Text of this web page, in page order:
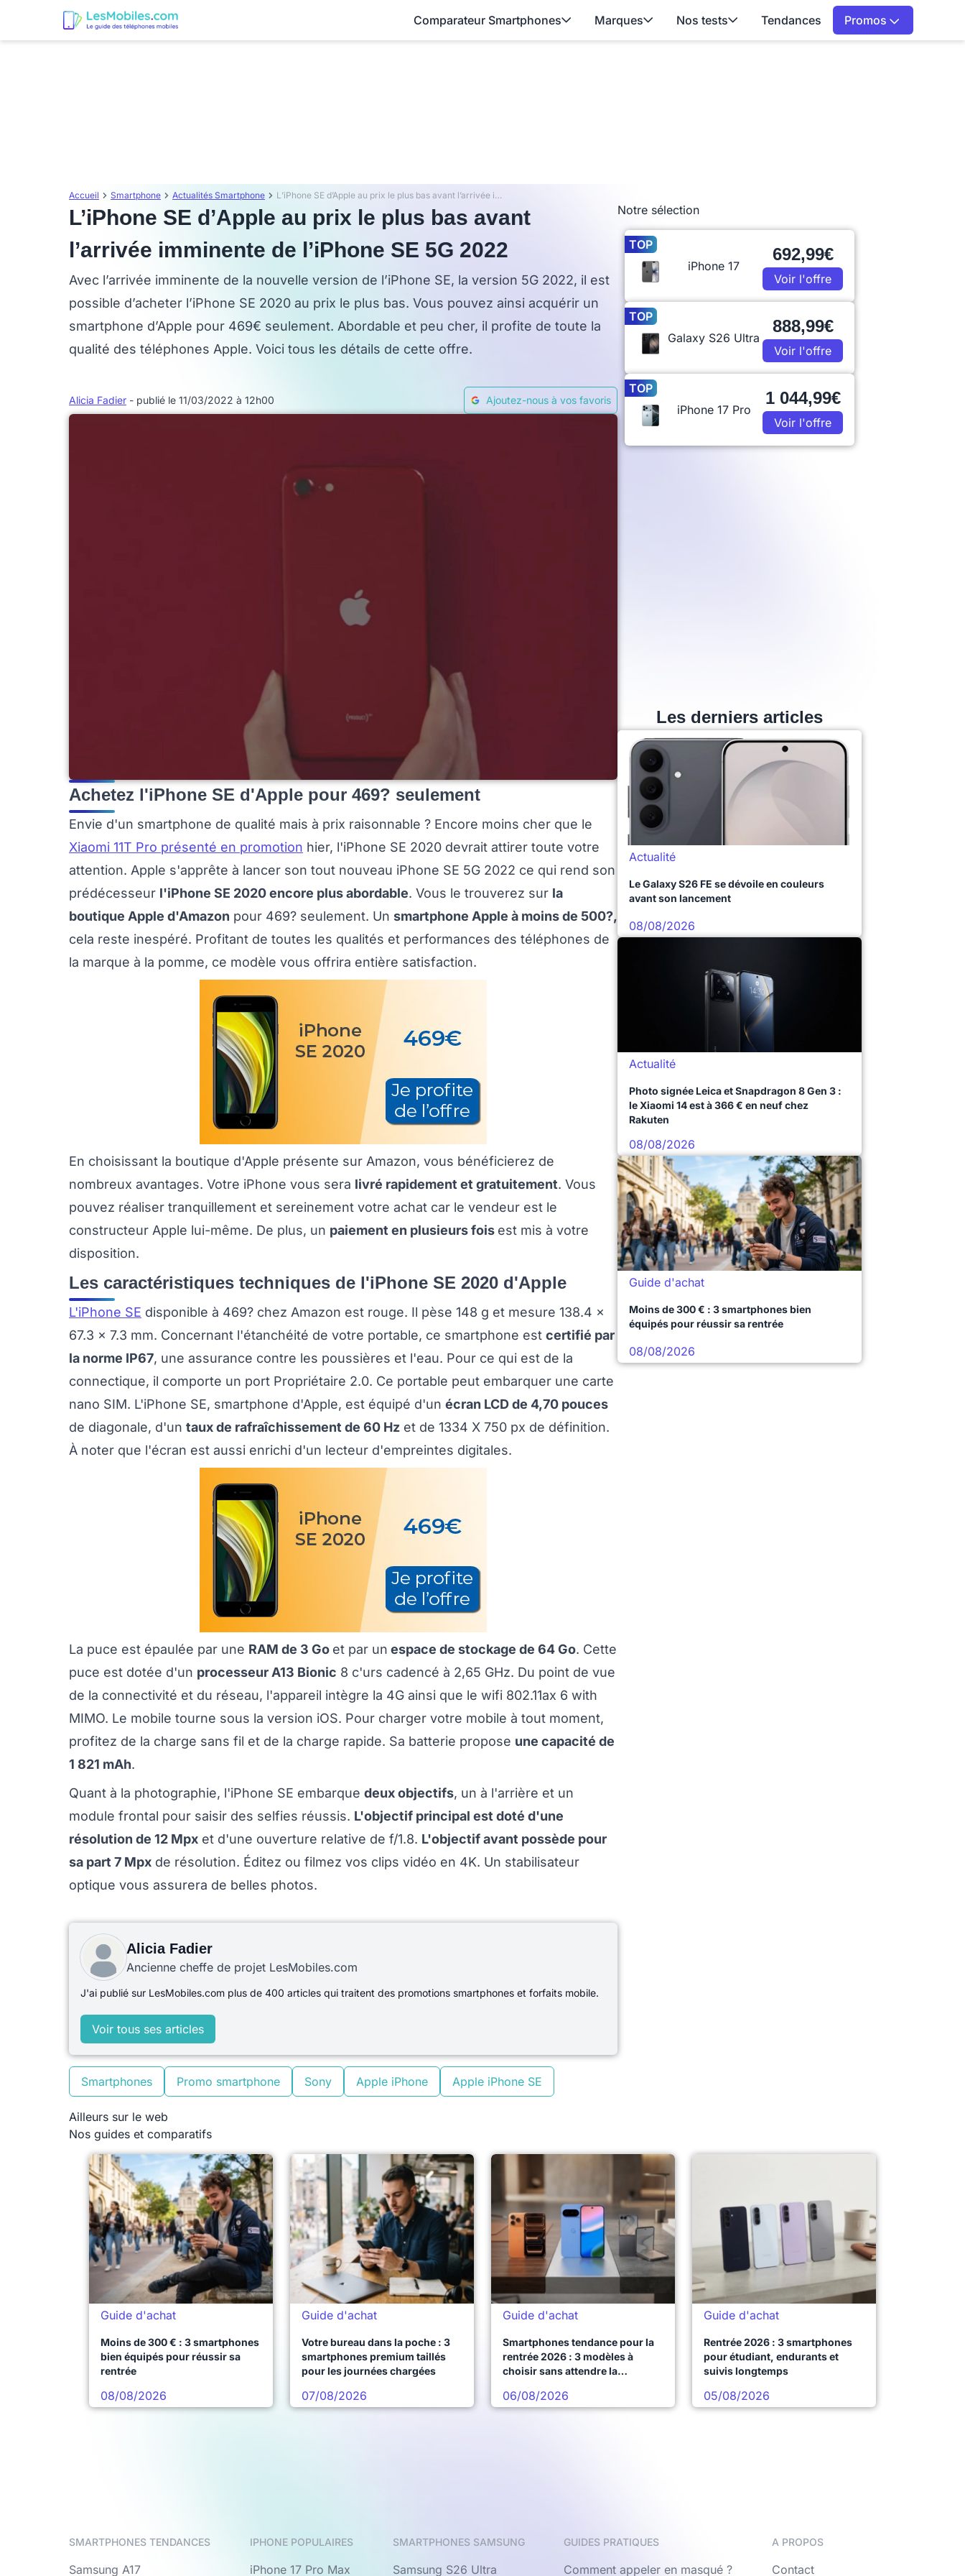
Comparateur Smartphones Marques Nos tests Tendances Promos
Accueil Smartphone Actualités Smartphone L’iPhone SE d’Apple au prix le plus bas avant l’arrivée imminente de l’iPhone SE 5G 2022
L’iPhone SE d’Apple au prix le plus bas avant
l’arrivée imminente de l’iPhone SE 5G 2022
Avec l’arrivée imminente de la nouvelle version de l’iPhone SE, la version 5G 2022, il est
possible d’acheter l’iPhone SE 2020 au prix le plus bas. Vous pouvez ainsi acquérir un
smartphone d’Apple pour 469€ seulement. Abordable et peu cher, il profite de toute la
qualité des téléphones Apple. Voici tous les détails de cette offre.
Alicia Fadier - publié le 11/03/2022 à 12h00 Ajoutez-nous à vos favoris
Achetez l'iPhone SE d'Apple pour 469? seulement
Envie d'un smartphone de qualité mais à prix raisonnable ? Encore moins cher que le
Xiaomi 11T Pro présenté en promotion hier, l'iPhone SE 2020 devrait attirer toute votre
attention. Apple s'apprête à lancer son tout nouveau iPhone SE 5G 2022 ce qui rend son
prédécesseur l'iPhone SE 2020 encore plus abordable. Vous le trouverez sur la
boutique Apple d'Amazon pour 469? seulement. Un smartphone Apple à moins de 500?,
cela reste inespéré. Profitant de toutes les qualités et performances des téléphones de
la marque à la pomme, ce modèle vous offrira entière satisfaction.
En choisissant la boutique d'Apple présente sur Amazon, vous bénéficierez de
nombreux avantages. Votre iPhone vous sera livré rapidement et gratuitement. Vous
pouvez réaliser tranquillement et sereinement votre achat car le vendeur est le
constructeur Apple lui-même. De plus, un paiement en plusieurs fois est mis à votre
disposition.
Les caractéristiques techniques de l'iPhone SE 2020 d'Apple
L'iPhone SE disponible à 469? chez Amazon est rouge. Il pèse 148 g et mesure 138.4 x
67.3 x 7.3 mm. Concernant l'étanchéité de votre portable, ce smartphone est certifié par
la norme IP67, une assurance contre les poussières et l'eau. Pour ce qui est de la
connectique, il comporte un port Propriétaire 2.0. Ce portable peut embarquer une carte
nano SIM. L'iPhone SE, smartphone d'Apple, est équipé d'un écran LCD de 4,70 pouces
de diagonale, d'un taux de rafraîchissement de 60 Hz et de 1334 X 750 px de définition.
À noter que l'écran est aussi enrichi d'un lecteur d'empreintes digitales.
La puce est épaulée par une RAM de 3 Go et par un espace de stockage de 64 Go. Cette
puce est dotée d'un processeur A13 Bionic 8 c'urs cadencé à 2,65 GHz. Du point de vue
de la connectivité et du réseau, l'appareil intègre la 4G ainsi que le wifi 802.11ax 6 with
MIMO. Le mobile tourne sous la version iOS. Pour charger votre mobile à tout moment,
profitez de la charge sans fil et de la charge rapide. Sa batterie propose une capacité de
1 821 mAh.
Quant à la photographie, l'iPhone SE embarque deux objectifs, un à l'arrière et un
module frontal pour saisir des selfies réussis. L'objectif principal est doté d'une
résolution de 12 Mpx et d'une ouverture relative de f/1.8. L'objectif avant possède pour
sa part 7 Mpx de résolution. Éditez ou filmez vos clips vidéo en 4K. Un stabilisateur
optique vous assurera de belles photos.
Alicia Fadier
Ancienne cheffe de projet LesMobiles.com
J'ai publié sur LesMobiles.com plus de 400 articles qui traitent des promotions smartphones et forfaits mobile.
Voir tous ses articles
Smartphones Promo smartphone Sony Apple iPhone Apple iPhone SE
Ailleurs sur le web
Notre sélection
TOP
iPhone 17
692,99€
Voir l'offre
TOP
Galaxy S26 Ultra
888,99€
Voir l'offre
TOP
iPhone 17 Pro
1 044,99€
Voir l'offre
Les derniers articles
Actualité
Le Galaxy S26 FE se dévoile en couleurs
avant son lancement
08/08/2026
Actualité
Photo signée Leica et Snapdragon 8 Gen 3 :
le Xiaomi 14 est à 366 € en neuf chez
Rakuten
08/08/2026
Guide d'achat
Moins de 300 € : 3 smartphones bien
équipés pour réussir sa rentrée
08/08/2026
Nos guides et comparatifs
Guide d'achat
Moins de 300 € : 3 smartphones
bien équipés pour réussir sa
rentrée
08/08/2026
Guide d'achat
Votre bureau dans la poche : 3
smartphones premium taillés
pour les journées chargées
07/08/2026
Guide d'achat
Smartphones tendance pour la
rentrée 2026 : 3 modèles à
choisir sans attendre la
06/08/2026
Guide d'achat
Rentrée 2026 : 3 smartphones
pour étudiant, endurants et
suivis longtemps
05/08/2026
SMARTPHONES TENDANCES
Samsung A17
IPHONE POPULAIRES
iPhone 17 Pro Max
SMARTPHONES SAMSUNG
Samsung S26 Ultra
GUIDES PRATIQUES
Comment appeler en masqué ?
A PROPOS
Contact